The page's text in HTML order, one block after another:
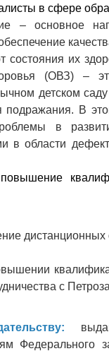
в сфере
– основное
состояния их
(ОВЗ) –
детском
В
в
области
дистанционных
с